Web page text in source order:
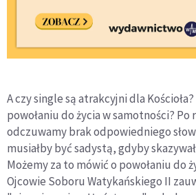
A czy single są atrakcyjni dla
powołaniu do życia w samotności? Po
odczuwamy brak odpowiedniego
musiałby być sadystą, gdyby
Możemy za to mówić o powołaniu do
Ojcowie Soboru Watykańskiego II